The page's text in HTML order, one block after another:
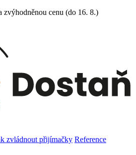
zvýhodněnou cenu (do 16. 8.)
zvládnout přijímačky Reference